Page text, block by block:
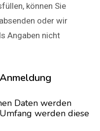
können Sie
oder wir
Angaben nicht
Daten werden
werden diese